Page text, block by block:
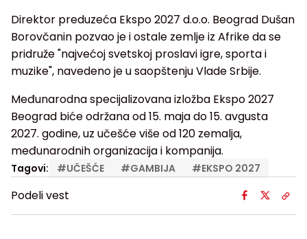
Direktor preduzeća Ekspo 2027 d.o.o. Beograd Dušan
Borovčanin pozvao je i ostale zemlje iz Afrike da se
pridruže "najvećoj svetskoj proslavi igre, sporta i
muzike", navedeno je u saopštenju Vlade Srbije.
Međunarodna specijalizovana izložba Ekspo 2027
Beograd biće održana od 15. maja do 15. avgusta
2027. godine, uz učešće više od 120 zemalja,
međunarodnih organizacija i kompanija.
Tagovi: #UČEŠĆE #GAMBIJA #EKSPO 2027
Podeli vest